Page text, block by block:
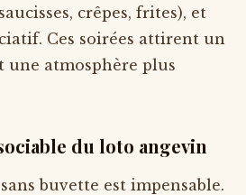
crêpes, frites), et
Ces soirées attirent un
une atmosphère plus
du loto angevin
buvette est impensable.